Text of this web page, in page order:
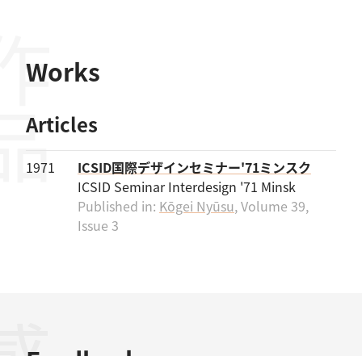
Works
Articles
1971
ICSID国際デザインセミナー'71ミンスク
ICSID Seminar Interdesign '71 Minsk
Published in: Kōgei Nyūsu, Volume 39,
Issue 3